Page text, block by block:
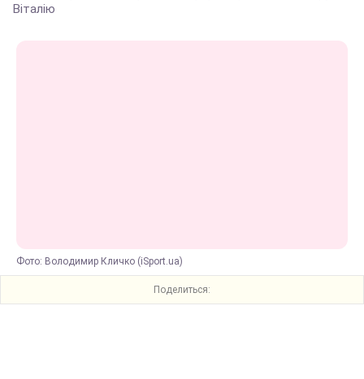
Віталію
Фото: Володимир Кличко (iSport.ua)
Поделиться: